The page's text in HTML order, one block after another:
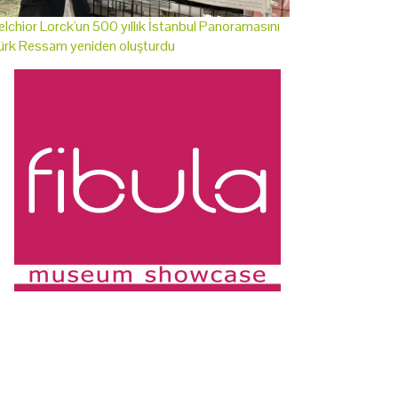
Lorck'un 500 yıllık İstanbul Panoramasını
Ressam yeniden oluşturdu